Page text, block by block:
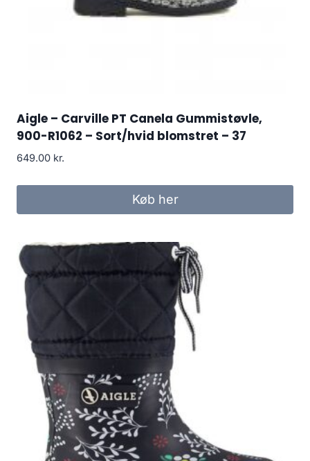
Aigle – Carville PT Canela Gummistøvle,
900-R1062 – Sort/hvid blomstret – 37
649.00 kr.
Køb her